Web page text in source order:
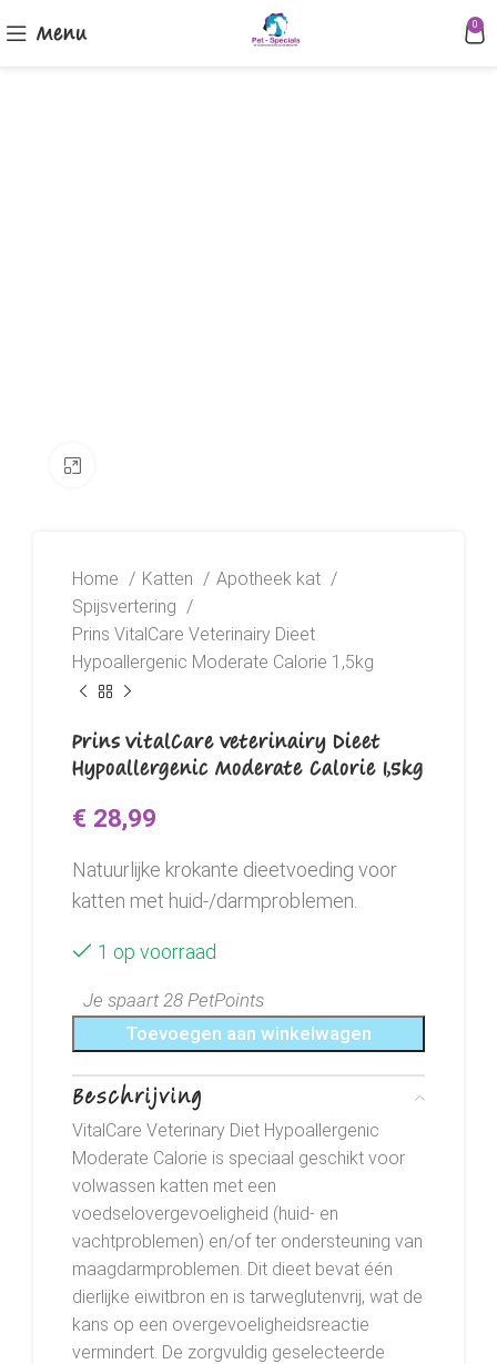
Menu 0
Home Katten
Apotheek kat
Spijsvertering
Prins VitalCare Veterinairy Dieet
Hypoallergenic Moderate Calorie 1,5kg
Prins VitalCare Veterinairy Dieet
Hypoallergenic Moderate Calorie 1,5kg
€ 28,99
Natuurlijke krokante dieetvoeding voor
katten met huid-/darmproblemen.
1 op voorraad
Je spaart 28 PetPoints
Toevoegen aan winkelwagen
Beschrijving
VitalCare Veterinary Diet Hypoallergenic
Moderate Calorie is speciaal geschikt voor
volwassen katten met een
voedselovergevoeligheid (huid- en
vachtproblemen) en/of ter ondersteuning van
maagdarmproblemen. Dit dieet bevat één
dierlijke eiwitbron en is tarweglutenvrij, wat de
kans op een overgevoeligheidsreactie
vermindert. De zorgvuldig geselecteerde